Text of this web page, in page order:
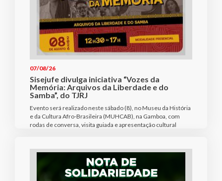
07/08/26
Sisejufe divulga iniciativa “Vozes da
Memória: Arquivos da Liberdade e do
Samba”, do TJRJ
Evento será realizado neste sábado (8), no Museu da História
e da Cultura Afro-Brasileira (MUHCAB), na Gamboa, com
rodas de conversa, visita guiada e apresentação cultural